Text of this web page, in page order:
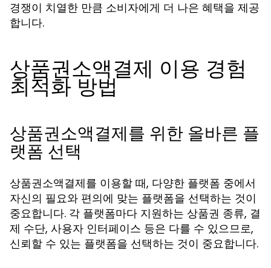
경쟁이 치열한 만큼 소비자에게 더 나은 혜택을 제공
합니다.
상품권소액결제 이용 경험
최적화 방법
상품권소액결제를 위한 올바른 플
랫폼 선택
상품권소액결제를 이용할 때, 다양한 플랫폼 중에서
자신의 필요와 편의에 맞는 플랫폼을 선택하는 것이
중요합니다. 각 플랫폼마다 지원하는 상품권 종류, 결
제 수단, 사용자 인터페이스 등은 다를 수 있으므로,
신뢰할 수 있는 플랫폼을 선택하는 것이 중요합니다.